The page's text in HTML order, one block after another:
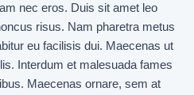
nec eros. Duis sit amet leo
risus. Nam pharetra metus
eu facilisis dui. Maecenas ut
Interdum et malesuada fames
Maecenas ornare, sem at